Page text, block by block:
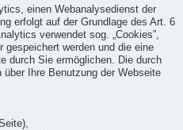
einen Webanalysedienst der
erfolgt auf der Grundlage des Art. 6
verwendet sog. „Cookies”,
gespeichert werden und die eine
durch Sie ermöglichen. Die durch
Ihre Benutzung der Webseite